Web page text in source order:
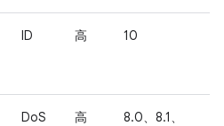
ID 高 10
DoS 高
8.0、8.1、